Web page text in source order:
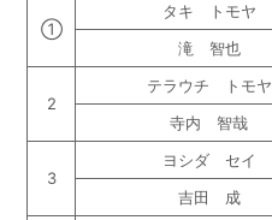
①
タキ トモヤ
滝 智也
2
テラウチ トモヤ
寺内 智哉
3
ヨシダ セイ
吉田 成